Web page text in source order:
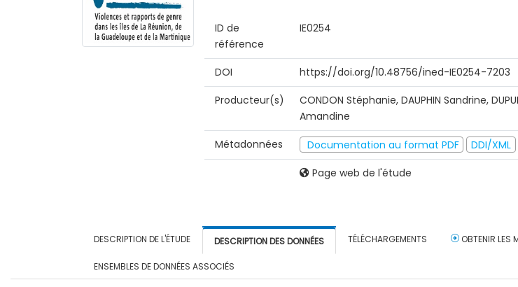
ID de
référence
IE0254
DOI
https://doi.org/10.48756/ined-IE0254-7203
Producteur(s)
CONDON Stéphanie, DAUPHIN Sandrine,
Amandine
Métadonnées
Documentation au format PDF DDI/XML
Page web de l'étude
DESCRIPTION DE L'ÉTUDE DESCRIPTION DES DONNÉES TÉLÉCHARGEMENTS OBTENIR LES
ENSEMBLES DE DONNÉES ASSOCIÉS